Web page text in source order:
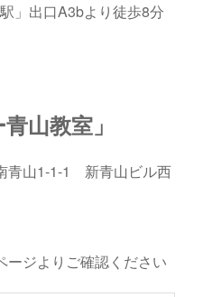
」出口A3bより徒歩8分
山教室」
青山1-1-1 新青山ビル西
ージよりご確認ください